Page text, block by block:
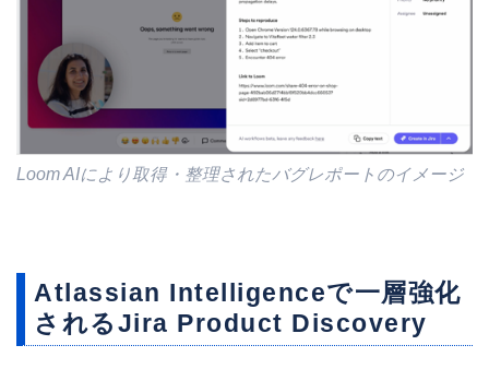
Loom AIにより取得・整理されたバグレポートのイメージ
Atlassian Intelligenceで一層強化
されるJira Product Discovery